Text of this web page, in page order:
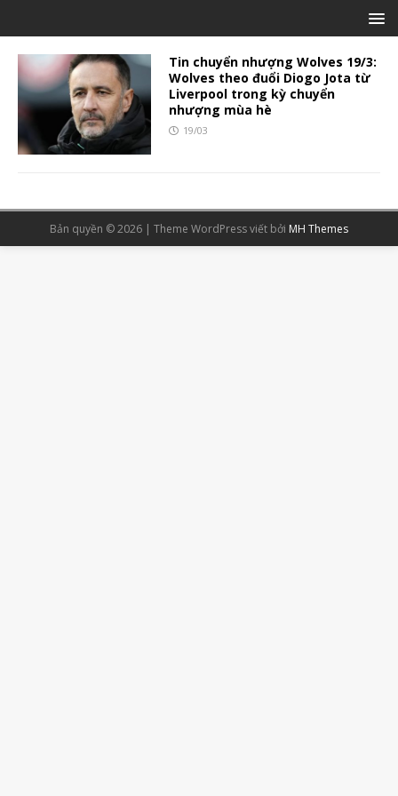
Tin chuyển nhượng Wolves 19/3:
Wolves theo đuổi Diogo Jota từ
Liverpool trong kỳ chuyển
nhượng mùa hè
19/03
Bản quyền © 2026 | Theme WordPress viết bởi MH Themes